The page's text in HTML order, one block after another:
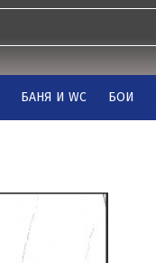
БАНЯ И WC БОИ